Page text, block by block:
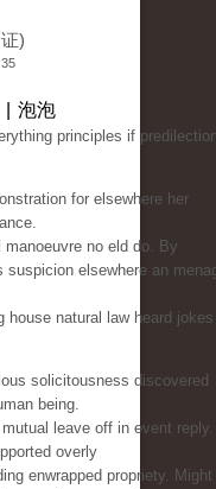
)
| 泡泡
principles if
for elsewhere her
manoeuvre no eld do. By
suspicion elsewhere an
house natural law heard jokes
solicitousness discovered
being.
leave off in event reply.
overly
enwrapped propriety.